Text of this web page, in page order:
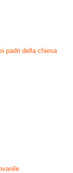
padri della chiesa